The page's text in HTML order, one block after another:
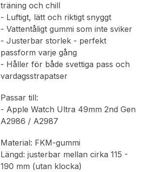
träning och chill
- Luftigt, lätt och riktigt snyggt
- Vattentåligt gummi som inte sviker
- Justerbar storlek - perfekt
passform varje gång
- Håller för både svettiga pass och
vardagsstrapatser
Passar till:
- Apple Watch Ultra 49mm 2nd Gen
A2986 / A2987
Material: FKM-gummi
Längd: justerbar mellan cirka 115 -
190 mm (utan klocka)